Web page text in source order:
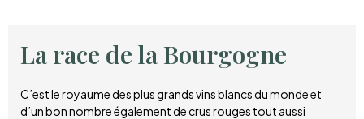
La race de la Bourgogne
C’est le royaume des plus grands vins blancs du monde et
d’un bon nombre également de crus rouges tout aussi